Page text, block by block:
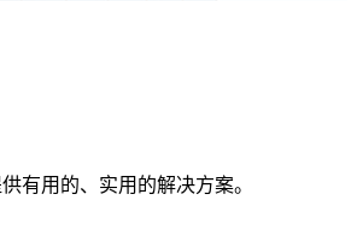
有用的、实用的解决方案。